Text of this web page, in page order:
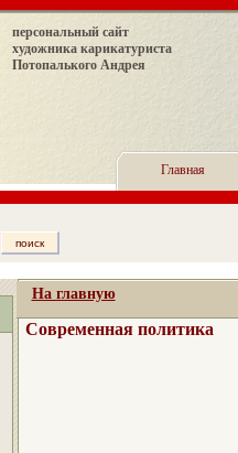
персональный сайт
художника карикатуриста
Потопалького Андрея
Главная
На главную
Современная политика